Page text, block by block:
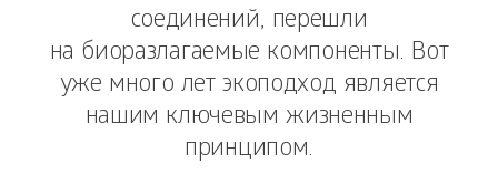
соединений, перешли
на биоразлагаемые компоненты. Вот
уже много лет экоподход является
нашим ключевым жизненным
принципом.